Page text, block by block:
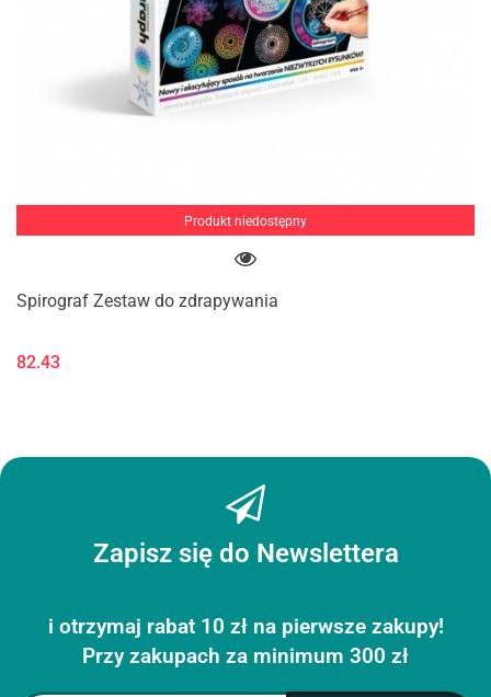
Produkt niedostępny
Spirograf Zestaw do zdrapywania
82.43
Zapisz się do Newslettera
i otrzymaj rabat 10 zł na pierwsze zakupy!
Przy zakupach za minimum 300 zł